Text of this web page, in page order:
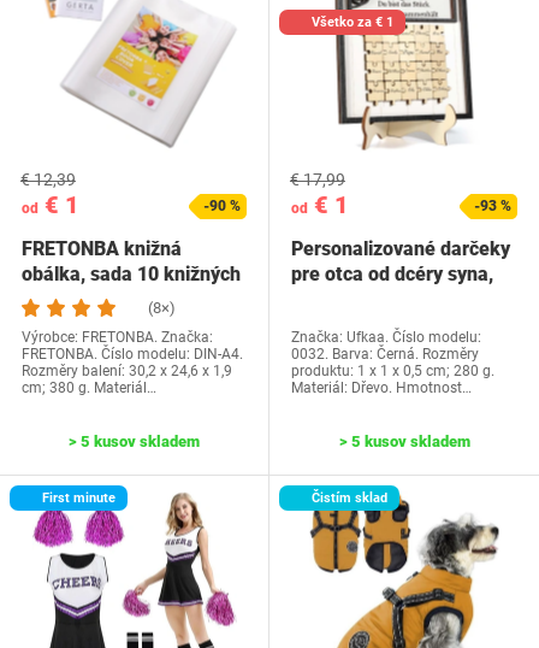
od € 1
€ 12,39
-90 %
FRETONBA knižná
obálka, sada 10 knižných
dosiek, priehľadné…
(8×)
Výrobce: FRETONBA. Značka:
FRETONBA. Číslo modelu: DIN-A4.
Rozměry balení: 30,2 x 24,6 x 1,9
cm; 380 g. Materiál…
> 5 kusov skladem
Všetko za € 1
od € 1
€ 17,99
-93 %
Personalizované darčeky
pre otca od dcéry syna,
Značka: Ufkaa. Číslo modelu:
0032. Barva: Černá. Rozměry
produktu: 1 x 1 x 0,5 cm; 280 g.
Materiál: Dřevo. Hmotnost…
> 5 kusov skladem
First minute Čistím sklad